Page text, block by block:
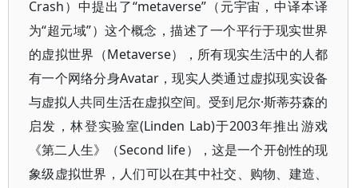
Crash）中提出了“metaverse”（元宇宙，中译本译
为“超元域”）这个概念，描述了一个平行于现实世界
的虚拟世界（Metaverse），所有现实生活中的人都
有一个网络分身Avatar，现实人类通过虚拟现实设备
与虚拟人共同生活在虚拟空间。受到尼尔·斯蒂芬森的
启发，林登实验室(Linden Lab)于2003年推出游戏
《第二人生》（Second life），这是一个开创性的现
象级虚拟世界，人们可以在其中社交、购物、建造、